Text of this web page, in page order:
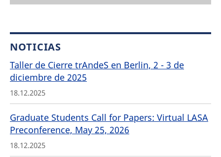
NOTICIAS
Taller de Cierre trAndeS en Berlin, 2 - 3 de
diciembre de 2025
18.12.2025
Graduate Students Call for Papers: Virtual LASA
Preconference, May 25, 2026
18.12.2025